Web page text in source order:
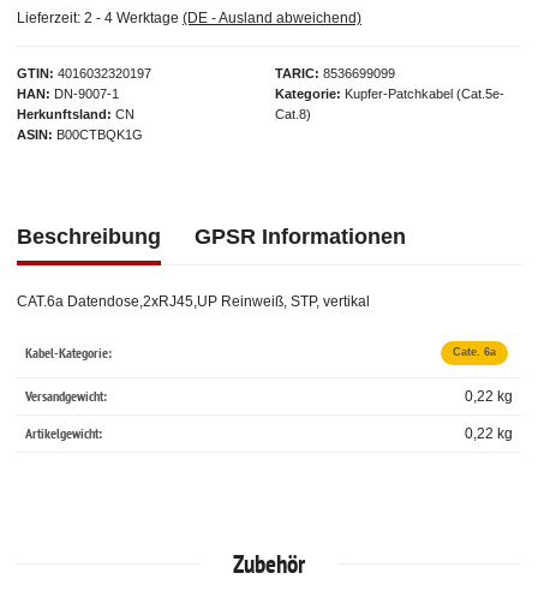
GTIN 4016032320197
HAN
DN-9007-1
Herkunftsland
CN
ASIN
B00CTBQK1G
TARIC
8536699099
Kategorie
Kupfer-Patchkabel (Cat.5e-
Cat.8)
Lieferzeit: 2 - 4 Werktage (DE - Ausland abweichend)
Beschreibung GPSR Informationen
CAT.6a Datendose,2xRJ45,UP Reinweiß, STP, vertikal
Kabel-Kategorie: Cate. 6a
Versandgewicht: 0,22 kg
Artikelgewicht: 0,22 kg
Zubehör